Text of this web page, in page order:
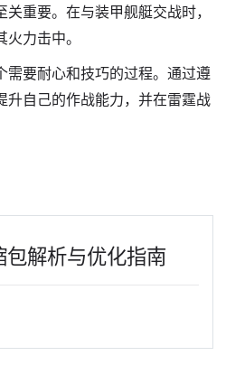
重要。在与装甲舰艇交战时，
力击中。
需要耐心和技巧的过程。通过遵
升自己的作战能力，并在雷霆战
解析与优化指南